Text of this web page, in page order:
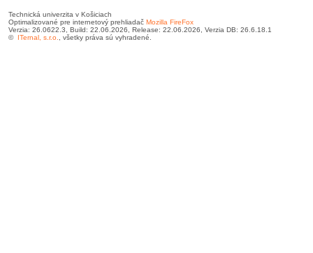
Technická univerzita v Košiciach
Optimalizované pre internetový prehliadač Mozilla FireFox
Verzia: 26.0622.3, Build: 22.06.2026, Release: 22.06.2026, Verzia DB: 26.6.18.1
© ITernal, s.r.o. , všetky práva sú vyhradené.